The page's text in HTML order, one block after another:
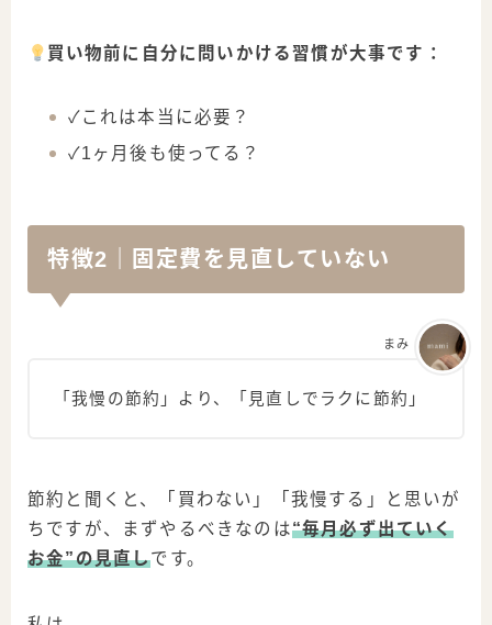
買い物前に自分に問いかける習慣が大事です：
✓これは本当に必要？
✓1ヶ月後も使ってる？
特徴2｜固定費を見直していない
「我慢の節約」より、「見直しでラクに節約」
まみ
節約と聞くと、「買わない」「我慢する」と思いが
ちですが、まずやるべきなのは“毎月必ず出ていく
お金”の見直しです。